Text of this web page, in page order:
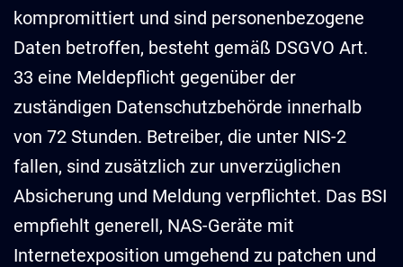
kompromittiert und sind personenbezogene
Daten betroffen, besteht gemäß DSGVO Art.
33 eine Meldepflicht gegenüber der
zuständigen Datenschutzbehörde innerhalb
von 72 Stunden. Betreiber, die unter NIS-2
fallen, sind zusätzlich zur unverzüglichen
Absicherung und Meldung verpflichtet. Das BSI
empfiehlt generell, NAS-Geräte mit
Internetexposition umgehend zu patchen und